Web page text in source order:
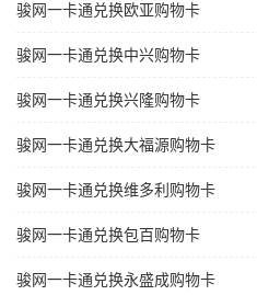
骏网一卡通兑换欧亚购物卡
骏网一卡通兑换中兴购物卡
骏网一卡通兑换兴隆购物卡
骏网一卡通兑换大福源购物卡
骏网一卡通兑换维多利购物卡
骏网一卡通兑换包百购物卡
骏网一卡通兑换永盛成购物卡